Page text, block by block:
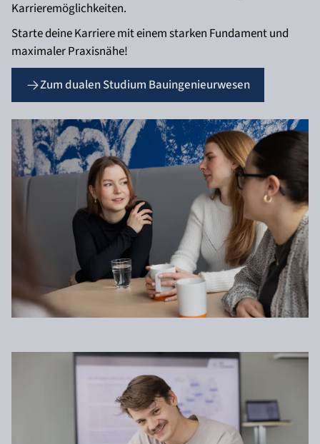
Karrieremöglichkeiten.
Starte deine Karriere mit einem starken Fundament und
maximaler Praxisnähe!
Zum dualen Studium Bauingenieurwesen